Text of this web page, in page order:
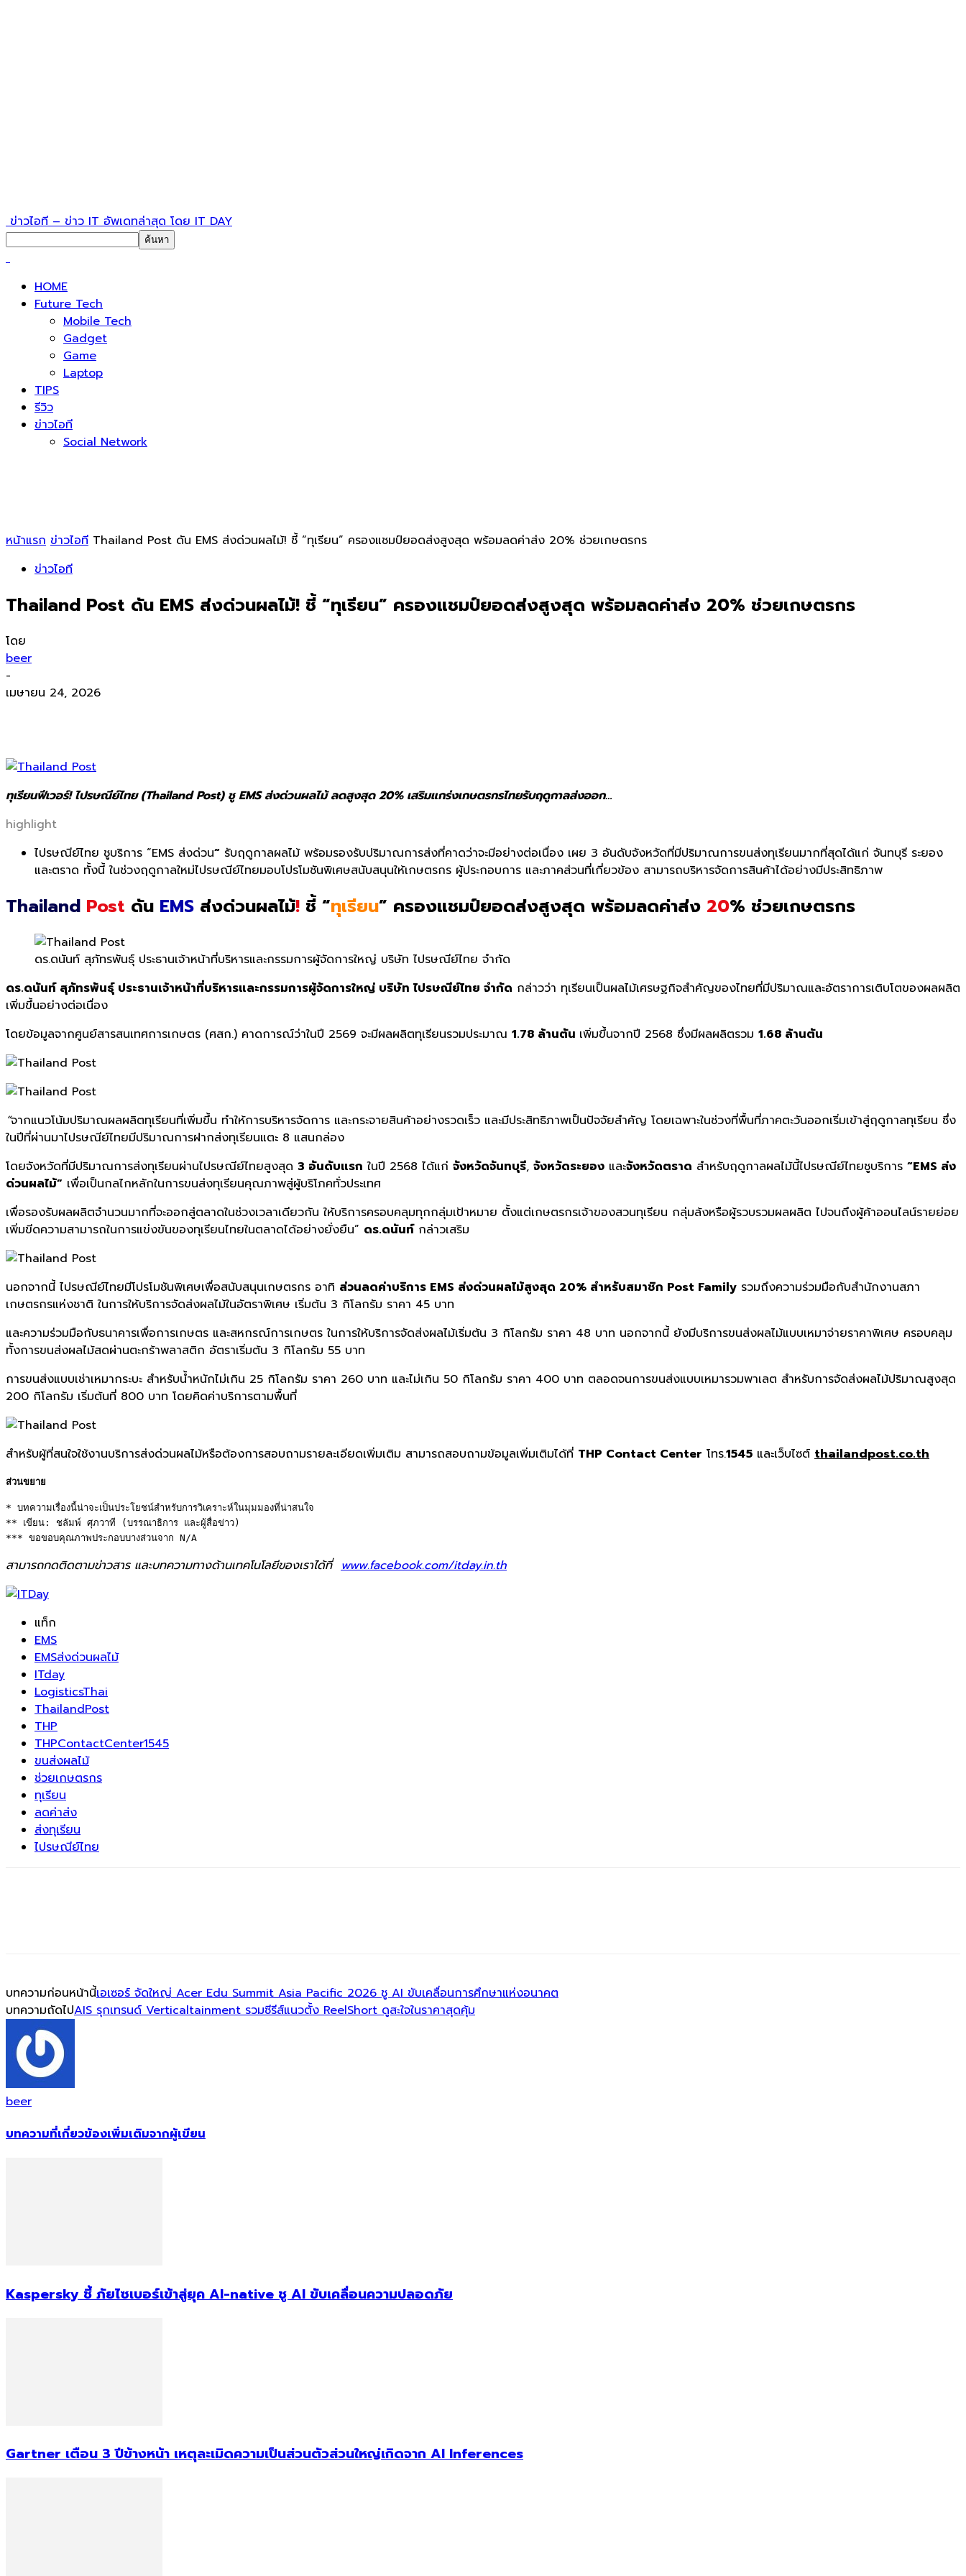
ข่าวไอที – ข่าว IT อัพเดทล่าสุด โดย IT DAY
HOME
Future Tech
Mobile Tech
Gadget
Game
Laptop
TIPS
รีวิว
ข่าวไอที
Social Network
หน้าแรก ข่าวไอที Thailand Post ดัน EMS ส่งด่วนผลไม้! ชี้ “ทุเรียน” ครองแชมป์ยอดส่งสูงสุด พร้อมลดค่าส่ง 20% ช่วยเกษตรกร
ข่าวไอที
Thailand Post ดัน EMS ส่งด่วนผลไม้! ชี้ “ทุเรียน” ครองแชมป์ยอดส่งสูงสุด พร้อมลดค่าส่ง 20% ช่วยเกษตรกร
โดย
beer
-
เมษายน 24, 2026
ทุเรียนฟีเวอร์! ไปรษณีย์ไทย (Thailand Post) ชู EMS ส่งด่วนผลไม้ ลดสูงสุด 20% เสริมแกร่งเกษตรกรไทยรับฤดูกาลส่งออก…
highlight
ไปรษณีย์ไทย ชูบริการ “EMS ส่งด่วน“ รับฤดูกาลผลไม้ พร้อมรองรับปริมาณการส่งที่คาดว่าจะมีอย่างต่อเนื่อง เผย 3 อันดับจังหวัดที่มีปริมาณการขนส่งทุเรียนมากที่สุดได้แก่ จันทบุรี ระยอง
และตราด ทั้งนี้ ในช่วงฤดูกาลใหม่ไปรษณีย์ไทยมอบโปรโมชันพิเศษสนับสนุนให้เกษตรกร ผู้ประกอบการ และภาคส่วนที่เกี่ยวข้อง สามารถบริหารจัดการสินค้าได้อย่างมีประสิทธิภาพ
Thailand Post ดัน EMS ส่งด่วนผลไม้! ชี้ “ทุเรียน” ครองแชมป์ยอดส่งสูงสุด พร้อมลดค่าส่ง 20% ช่วยเกษตรกร
ดร.ดนันท์ สุภัทรพันธุ์ ประธานเจ้าหน้าที่บริหารและกรรมการผู้จัดการใหญ่ บริษัท ไปรษณีย์ไทย จำกัด
ดร.ดนันท์ สุภัทรพันธุ์ ประธานเจ้าหน้าที่บริหารและกรรมการผู้จัดการใหญ่ บริษัท ไปรษณีย์ไทย จำกัด กล่าวว่า ทุเรียนเป็นผลไม้เศรษฐกิจสำคัญของไทยที่มีปริมาณและอัตราการเติบโตของผลผลิต
เพิ่มขึ้นอย่างต่อเนื่อง
โดยข้อมูลจากศูนย์สารสนเทศการเกษตร (ศสก.) คาดการณ์ว่าในปี 2569 จะมีผลผลิตทุเรียนรวมประมาณ 1.78 ล้านตัน เพิ่มขึ้นจากปี 2568 ซึ่งมีผลผลิตรวม 1.68 ล้านตัน
“จากแนวโน้มปริมาณผลผลิตทุเรียนที่เพิ่มขึ้น ทำให้การบริหารจัดการ และกระจายสินค้าอย่างรวดเร็ว และมีประสิทธิภาพเป็นปัจจัยสำคัญ โดยเฉพาะในช่วงที่พื้นที่ภาคตะวันออกเริ่มเข้าสู่ฤดูกาลทุเรียน ซึ่ง
ในปีที่ผ่านมาไปรษณีย์ไทยมีปริมาณการฝากส่งทุเรียนแตะ 8 แสนกล่อง
โดยจังหวัดที่มีปริมาณการส่งทุเรียนผ่านไปรษณีย์ไทยสูงสุด 3 อันดับแรก ในปี 2568 ได้แก่ จังหวัดจันทบุรี, จังหวัดระยอง และจังหวัดตราด สำหรับฤดูกาลผลไม้นี้ไปรษณีย์ไทยชูบริการ “EMS ส่ง
ด่วนผลไม้” เพื่อเป็นกลไกหลักในการขนส่งทุเรียนคุณภาพสู่ผู้บริโภคทั่วประเทศ
เพื่อรองรับผลผลิตจำนวนมากที่จะออกสู่ตลาดในช่วงเวลาเดียวกัน ให้บริการครอบคลุมทุกกลุ่มเป้าหมาย ตั้งแต่เกษตรกรเจ้าของสวนทุเรียน กลุ่มล้งหรือผู้รวบรวมผลผลิต ไปจนถึงผู้ค้าออนไลน์รายย่อย
เพิ่มขีดความสามารถในการแข่งขันของทุเรียนไทยในตลาดได้อย่างยั่งยืน” ดร.ดนันท์กล่าวเสริม
นอกจากนี้ ไปรษณีย์ไทยมีโปรโมชันพิเศษเพื่อสนับสนุนเกษตรกร อาทิ ส่วนลดค่าบริการ EMS ส่งด่วนผลไม้สูงสุด 20% สำหรับสมาชิก Post Family รวมถึงความร่วมมือกับสำนักงานสภา
เกษตรกรแห่งชาติ ในการให้บริการจัดส่งผลไม้ในอัตราพิเศษ เริ่มต้น 3 กิโลกรัม ราคา 45 บาท
และความร่วมมือกับธนาคารเพื่อการเกษตร และสหกรณ์การเกษตร ในการให้บริการจัดส่งผลไม้เริ่มต้น 3 กิโลกรัม ราคา 48 บาท นอกจากนี้ ยังมีบริการขนส่งผลไม้แบบเหมาจ่ายราคาพิเศษ ครอบคลุม
ทั้งการขนส่งผลไม้สดผ่านตะกร้าพลาสติก อัตราเริ่มต้น 3 กิโลกรัม 55 บาท
การขนส่งแบบเช่าเหมากระบะ สำหรับน้ำหนักไม่เกิน 25 กิโลกรัม ราคา 260 บาท และไม่เกิน 50 กิโลกรัม ราคา 400 บาท ตลอดจนการขนส่งแบบเหมารวมพาเลต สำหรับการจัดส่งผลไม้ปริมาณสูงสุด
200 กิโลกรัม เริ่มต้นที่ 800 บาท โดยคิดค่าบริการตามพื้นที่
สำหรับผู้ที่สนใจใช้งานบริการส่งด่วนผลไม้หรือต้องการสอบถามรายละเอียดเพิ่มเติม สามารถสอบถามข้อมูลเพิ่มเติมได้ที่ THP Contact Center โทร.1545 และเว็บไซต์ thailandpost.co.th
ส่วนขยาย
* บทความเรื่องนี้น่าจะเป็นประโยชน์สำหรับการวิเคราะห์ในมุมมองที่น่าสนใจ
** เขียน: ชลัมพ์ ศุภวาที (บรรณาธิการ และผู้สื่อข่าว)
*** ขอขอบคุณภาพประกอบบางส่วนจาก N/A
สามารถกดติดตามข่าวสาร และบทความทางด้านเทคโนโลยีของเราได้ที่ www.facebook.com/itday.in.th
แท็ก
EMS
EMSส่งด่วนผลไม้
ITday
LogisticsThai
ThailandPost
THP
THPContactCenter1545
ขนส่งผลไม้
ช่วยเกษตรกร
ทุเรียน
ลดค่าส่ง
ส่งทุเรียน
ไปรษณีย์ไทย
บทความก่อนหน้านี้เอเซอร์ จัดใหญ่ Acer Edu Summit Asia Pacific 2026 ชู AI ขับเคลื่อนการศึกษาแห่งอนาคต
บทความถัดไปAIS รุกเทรนด์ Verticaltainment รวมซีรีส์แนวตั้ง ReelShort ดูสะใจในราคาสุดคุ้ม
beer
บทความที่เกี่ยวข้องเพิ่มเติมจากผู้เขียน
Kaspersky ชี้ ภัยไซเบอร์เข้าสู่ยุค AI-native ชู AI ขับเคลื่อนความปลอดภัย
Gartner เตือน 3 ปีข้างหน้า เหตุละเมิดความเป็นส่วนตัวส่วนใหญ่เกิดจาก AI Inferences